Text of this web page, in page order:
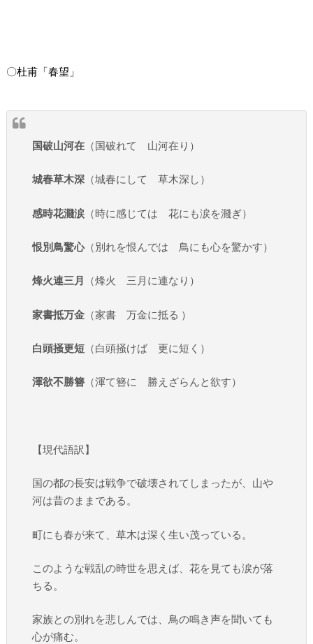
〇杜甫「春望」
国破山河在 （国破れて 山河在り）
城春草木深 （城春にして 草木深し）
感時花濺涙 （時に感じては 花にも涙を濺ぎ）
恨別鳥驚心（別れを恨んでは 鳥にも心を驚かす）
烽火連三月 （烽火 三月に連なり）
家書抵万金 （家書 万金に抵る ）
白頭掻更短 （白頭掻けば 更に短く）
渾欲不勝簪 （渾て簪に 勝えざらんと欲す）
【現代語訳】
国の都の長安は戦争で破壊されてしまったが、山や
河は昔のままである。
町にも春が来て、草木は深く生い茂っている。
このような戦乱の時世を思えば、花を見ても涙が落
ちる。
家族との別れを悲しんでは、鳥の鳴き声を聞いても
心が痛む。